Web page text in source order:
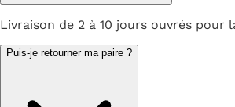
Livraison de 2 à 10 jours ouvrés pour
Puis-je retourner ma paire ?